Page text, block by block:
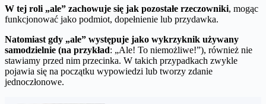
W tej roli „ale” zachowuje się jak pozostałe rzeczowniki, mogąc
funkcjonować jako podmiot, dopełnienie lub przydawka.
Natomiast gdy „ale” występuje jako wykrzyknik używany
samodzielnie (na przykład: „Ale! To niemożliwe!”), również nie
stawiamy przed nim przecinka. W takich przypadkach zwykle
pojawia się na początku wypowiedzi lub tworzy zdanie
jednoczłonowe.